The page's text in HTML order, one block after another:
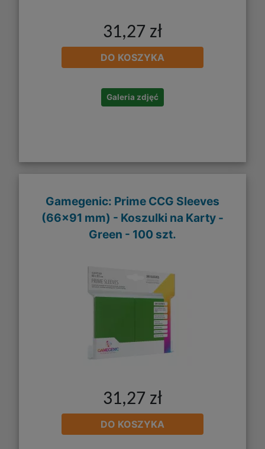
31,27 zł
DO KOSZYKA
Galeria zdjęć
Gamegenic: Prime CCG Sleeves
(66x91 mm) - Koszulki na Karty -
Green - 100 szt.
31,27 zł
DO KOSZYKA